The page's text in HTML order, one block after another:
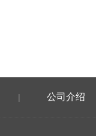
| 公司介绍